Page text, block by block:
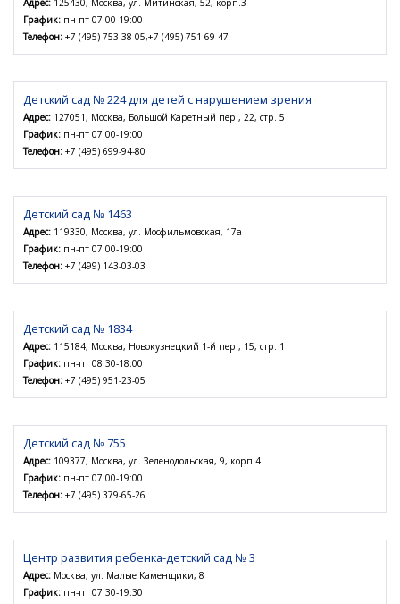
Адрес: 125430, Москва, ул. Митинская, 52, корп.3
График: пн-пт 07:00-19:00
Телефон: +7 (495) 753-38-05,+7 (495) 751-69-47
Детский сад № 224 для детей с нарушением зрения
Адрес: 127051, Москва, Большой Каретный пер., 22, стр. 5
График: пн-пт 07:00-19:00
Телефон: +7 (495) 699-94-80
Детский сад № 1463
Адрес: 119330, Москва, ул. Мосфильмовская, 17а
График: пн-пт 07:00-19:00
Телефон: +7 (499) 143-03-03
Детский сад № 1834
Адрес: 115184, Москва, Новокузнецкий 1-й пер., 15, стр. 1
График: пн-пт 08:30-18:00
Телефон: +7 (495) 951-23-05
Детский сад № 755
Адрес: 109377, Москва, ул. Зеленодольская, 9, корп.4
График: пн-пт 07:00-19:00
Телефон: +7 (495) 379-65-26
Центр развития ребенка-детский сад № 3
Адрес: Москва, ул. Малые Каменщики, 8
График: пн-пт 07:30-19:30